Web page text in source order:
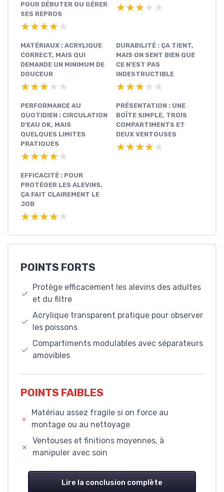
POUR DÉBUTER OU GÉRER
SES REPROS
★★★★★
★★★★★
★★★★★
★★★★★
MATÉRIAUX : ACRYLIQUE
CORRECT, MAIS QUI
DEMANDE UN MINIMUM DE
DOUCEUR
★★★★★
★★★★★
DURABILITÉ : ÇA TIENT,
MAIS ON SENT BIEN QUE
CE N’EST PAS
INDESTRUCTIBLE
★★★★★
★★★★★
PERFORMANCE AU
QUOTIDIEN : CIRCULATION
D’EAU OK, MAIS
QUELQUES LIMITES
PRATIQUES
★★★★★
★★★★★
PRÉSENTATION : UNE
BOÎTE SIMPLE, TROIS
COMPARTIMENTS ET
DEUX VENTOUSES
★★★★★
★★★★★
EFFICACITÉ : POUR
PROTÉGER LES ALEVINS,
ÇA FAIT CLAIREMENT LE
JOB
★★★★★
★★★★★
POINTS FORTS
Protège efficacement les alevins des adultes
et du filtre
Acrylique transparent pratique pour observer
les poissons
Compartiments modulables avec séparateurs
amovibles
POINTS FAIBLES
Matériau assez fragile si on force au
montage ou au nettoyage
Ventouses et finitions moyennes, à
manipuler avec soin
Lire la conclusion complète